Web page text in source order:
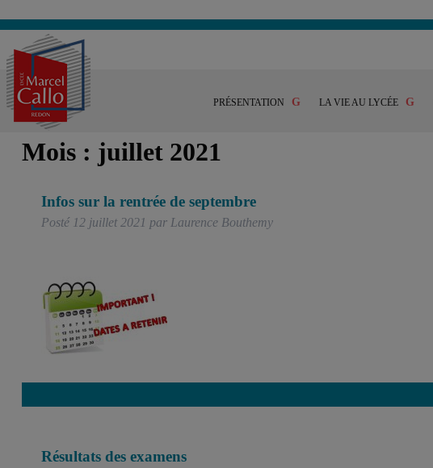
PRÉSENTATION LA VIE AU LYCÉE
Mois : juillet 2021
Infos sur la rentrée de septembre
Posté 12 juillet 2021 par Laurence Bouthemy
Résultats des examens